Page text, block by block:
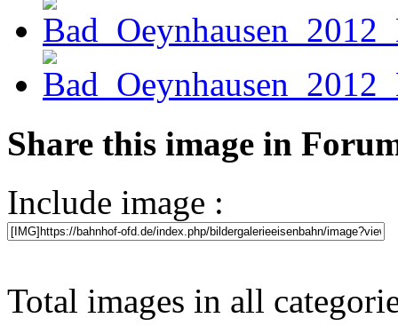
Share this image in
Include image :
Total images in all